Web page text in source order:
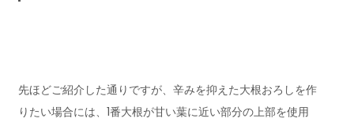
先ほどご紹介した通りですが、辛みを抑えた大根おろしを作
りたい場合には、1番大根が甘い葉に近い部分の上部を使用